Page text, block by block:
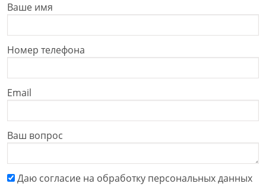
Ваше имя
Номер телефона
Email
Ваш вопрос
Даю cогласие на обработку персональных данных